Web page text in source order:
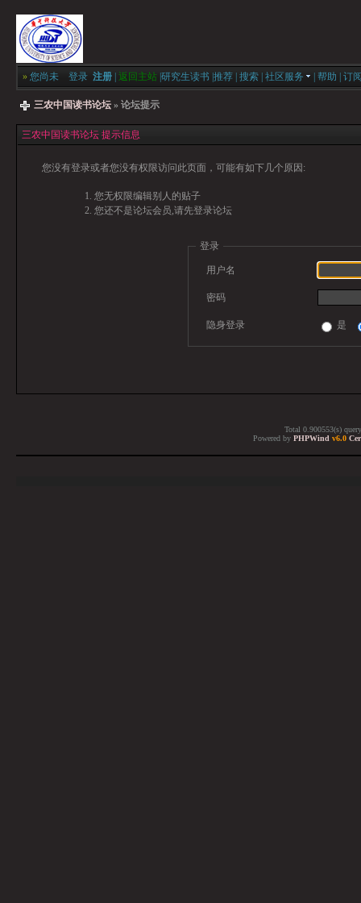
» 您尚未 登录 注册 返回主站 研究生读书 推荐 搜索 社区服务 帮助 订
三农中国读书论坛 » 论坛提示
三农中国读书论坛 提示信息
您没有登录或者您没有权限访问此页面，可能有如下几个原因:
您无权限编辑别人的贴子
您还不是论坛会员,请先登录论坛
登录
用户名
密码
隐身登录 是
Total 0.900553(s)
Powered by PHPWind v6.0